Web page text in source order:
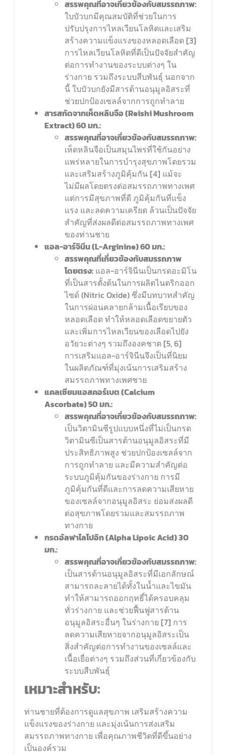
สรรพคุณที่อาจเกี่ยวข้องกับสมรรถภาพ:
ใบบัวบกมีคุณสมบัติที่ช่วยในการ
ปรับปรุงการไหลเวียนโลหิตและเสริม
สร้างความแข็งแรงของหลอดเลือด [3]
การไหลเวียนโลหิตที่ดีเป็นปัจจัยสำคัญ
ต่อการทำงานของระบบต่างๆ ใน
ร่างกาย รวมถึงระบบสืบพันธุ์ นอกจาก
นี้ ใบบัวบกยังมีสารต้านอนุมูลอิสระที่
ช่วยปกป้องเซลล์จากการถูกทำลาย
สารสกัดจากเห็ดหลินจือ (Reishi Mushroom
Extract) 60 มก.:
สรรพคุณที่อาจเกี่ยวข้องกับสมรรถภาพ:
เห็ดหลินจือเป็นสมุนไพรที่ใช้กันอย่าง
แพร่หลายในการบำรุงสุขภาพโดยรวม
และเสริมสร้างภูมิคุ้มกัน [4] แม้จะ
ไม่มีผลโดยตรงต่อสมรรถภาพทางเพศ
แต่การมีสุขภาพที่ดี ภูมิคุ้มกันที่แข็ง
แรง และลดความเครียด ล้วนเป็นปัจจัย
สำคัญที่ส่งผลดีต่อสมรรถภาพทางเพศ
ของท่านชาย
แอล-อาร์จินีน (L-Arginine) 60 มก.:
สรรพคุณที่เกี่ยวข้องกับสมรรถภาพ
โดยตรง:แอล-อาร์จินีนเป็นกรดอะมิโน
ที่เป็นสารตั้งต้นในการผลิตไนตริกออก
ไซด์ (Nitric Oxide) ซึ่งมีบทบาทสำคัญ
ในการผ่อนคลายกล้ามเนื้อเรียบของ
หลอดเลือด ทำให้หลอดเลือดขยายตัว
และเพิ่มการไหลเวียนของเลือดไปยัง
อวัยวะต่างๆ รวมถึงองคชาต [5, 6]
การเสริมแอล-อาร์จินีนจึงเป็นที่นิยม
ในผลิตภัณฑ์ที่มุ่งเน้นการเสริมสร้าง
สมรรถภาพทางเพศชาย
แคลเซียมแอสคอร์เบต (Calcium
Ascorbate) 50 มก.:
สรรพคุณที่อาจเกี่ยวข้องกับสมรรถภาพ:
เป็นวิตามินซีรูปแบบหนึ่งที่ไม่เป็นกรด
วิตามินซีเป็นสารต้านอนุมูลอิสระที่มี
ประสิทธิภาพสูง ช่วยปกป้องเซลล์จาก
การถูกทำลาย และมีความสำคัญต่อ
ระบบภูมิคุ้มกันของร่างกาย การมี
ภูมิคุ้มกันที่ดีและการลดความเสียหาย
ของเซลล์จากอนุมูลอิสระ ย่อมส่งผลดี
ต่อสุขภาพโดยรวมและสมรรถภาพ
ทางกาย
กรดอัลฟาไลโปอิก (Alpha Lipoic Acid) 30
มก.:
สรรพคุณที่อาจเกี่ยวข้องกับสมรรถภาพ:
เป็นสารต้านอนุมูลอิสระที่มีเอกลักษณ์
สามารถละลายได้ทั้งในน้ำและไขมัน
ทำให้สามารถออกฤทธิ์ได้ครอบคลุม
ทั่วร่างกาย และช่วยฟื้นฟูสารต้าน
อนุมูลอิสระอื่นๆ ในร่างกาย [7] การ
ลดความเสียหายจากอนุมูลอิสระเป็น
สิ่งสำคัญต่อการทำงานของเซลล์และ
เนื้อเยื่อต่างๆ รวมถึงส่วนที่เกี่ยวข้องกับ
ระบบสืบพันธุ์
เหมาะสำหรับ:
ท่านชายที่ต้องการดูแลสุขภาพ เสริมสร้างความ
แข็งแรงของร่างกาย และมุ่งเน้นการส่งเสริม
สมรรถภาพทางกาย เพื่อคุณภาพชีวิตที่ดีขึ้นอย่าง
เป็นองค์รวม